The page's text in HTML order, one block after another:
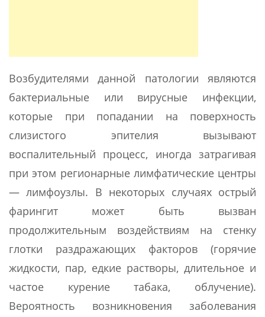
Возбудителями данной патологии являются
бактериальные или вирусные инфекции,
которые при попадании на поверхность
слизистого эпителия вызывают
воспалительный процесс, иногда затрагивая
при этом регионарные лимфатические центры
— лимфоузлы. В некоторых случаях острый
фарингит может быть вызван
продолжительным воздействиям на стенку
глотки раздражающих факторов (горячие
жидкости, пар, едкие растворы, длительное и
частое курение табака, облучение).
Вероятность возникновения заболевания